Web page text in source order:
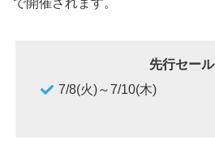
で開催されます。
先行セール
7/8(火)～7/10(木)